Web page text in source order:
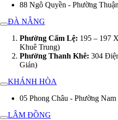
88 Ngô Quyền - Phường
ĐÀ NẴNG
Phường Cẩm Lệ: 195 – 197
Khuê Trung)
Phường Thanh Khê: 304
Gián)
KHÁNH HÒA
05 Phong Châu - Phường
LÂM ĐỒNG